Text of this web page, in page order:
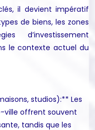
il devient impératif
de biens, les zones
d’investissement
le contexte actuel du
studios):** Les
ville offrent souvent
tandis que les